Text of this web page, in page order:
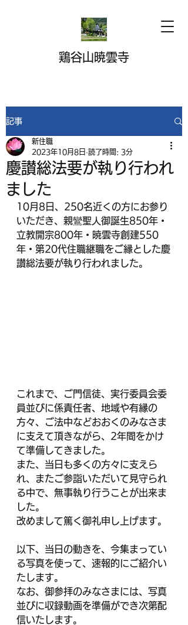
鶏谷山暁雲寺
記事
慶讃総法要が執り行われ
ました
新住職
2023年10月8日 読了時間: 3分
10月8日、250名近くの方にお参り
いただき、親鸞聖人御誕生850年・
立教開宗800年・暁雲寺創建550
年・第20代住職継職をご縁とした慶
讃総法要が執り行われました。
これまで、ご門信徒、実行委員会委
員並びに係責任者、地域や有縁の
方々、ご法中などおおくのみなさま
に支えて頂きながら、2年間をかけ
て準備してきました。
また、当日も多くの方々に支えら
れ、またご参詣いただいて見守られ
る中で、無事執り行うことが出来ま
した。
改めまして篤く御礼申し上げます。
以下、当日の動きを、今集まってい
る写真を使って、速報的にご紹介い
たします。
なお、御参拝のみなさまには、写真
並びに収録動画を準備ができ次第配
信いたします。